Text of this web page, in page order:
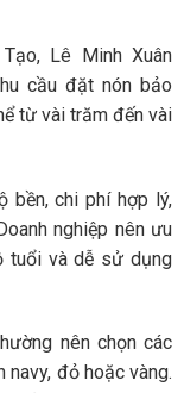
Lê Minh Xuân
cầu đặt nón bảo
từ vài trăm đến vài
bền, chi phí hợp lý,
nghiệp nên ưu
tuổi và dễ sử dụng
nên chọn các
navy, đỏ hoặc vàng.